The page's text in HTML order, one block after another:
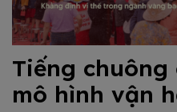
Tiếng
mô hình vận